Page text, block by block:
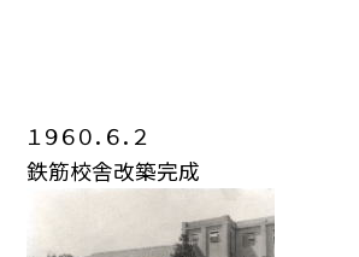
１９６０．６．２
鉄筋校舎改築完成